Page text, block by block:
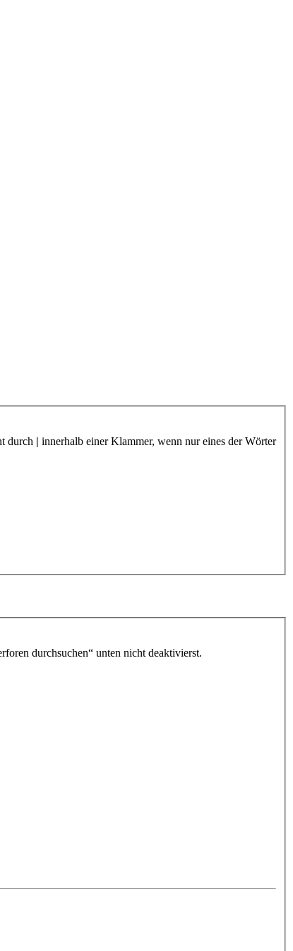
durch | innerhalb einer Klammer, wenn nur eines der Wörter
durchsuchen“ unten nicht deaktivierst.